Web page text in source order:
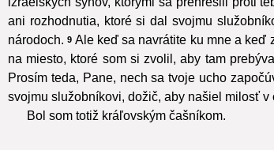
ani rozhodnutia, ktoré si dal svojmu
národoch. 9 Ale keď sa navrátite ku mne a keď
na miesto, ktoré som si zvolil, aby tam
Prosím teda, Pane, nech sa tvoje ucho
svojmu služobníkovi, dožič, aby našiel milosť v
Bol som totiž kráľovským čašníkom.